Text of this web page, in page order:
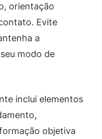
orientação
Evite
a
modo de
inclui elementos
objetiva